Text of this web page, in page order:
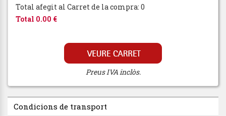
Total afegit al Carret de la compra: 0
Total 0.00 €
Preus IVA inclòs.
Condicions de transport